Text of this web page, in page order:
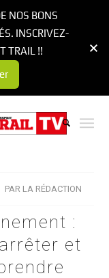
PAR LA RÉDACTION
:
et
NOS BONS
INSCRIVEZ-
TRAIL !!